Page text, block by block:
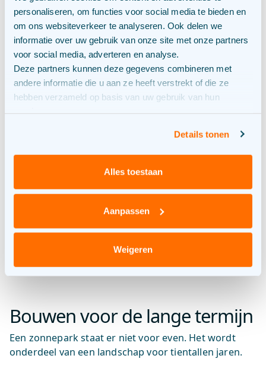
personaliseren, om functies voor social media te bieden en
om ons websiteverkeer te analyseren. Ook delen we
informatie over uw gebruik van onze site met onze partners
voor social media, adverteren en analyse.
Deze partners kunnen deze gegevens combineren met
andere informatie die u aan ze heeft verstrekt of die ze
hebben verzameld op basis van uw gebruik van hun
Details tonen
Alles toestaan
Aanpassen
Weigeren
We zien in de praktijk dat zonneparken biodiversiteit
kunnen versterken. Tegelijk willen we die effecten
ook meetbaar maken. Samen met de Rijksuniversiteit
Groningen en de Provincie Groningen doen we een
vijfjarig onderzoek naar de ecologische effecten van
zonneparken. Op vijftien zonneparken onderzoeken
we onder andere bodemkwaliteit, planten, vogels,
insecten en zoogdieren. Zo leren we steeds beter
welke keuzes in ontwerp en beheer echt verschil
De eerste resultaten zijn dan ook positief.
Onderzoekers zien dat ecologisch ingerichte
zonneparken ruimte bieden aan soorten die op
intensief gebruikte landbouw- en productiegrond
minder voorkomen. Ook ontstaan nieuwe
ecosystemen, met een eigen balans tussen planten,
dat biodiversiteit niet vanzelf ontstaat. Het vraagt om
bewuste keuzes in ontwerp, inrichting en beheer.
Bouwen voor de lange termijn
Een zonnepark staat er niet voor even. Het wordt
onderdeel van een landschap voor tientallen jaren.